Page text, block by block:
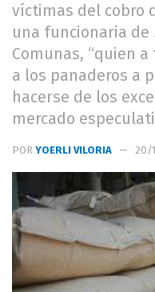
víctimas del cobro
una funcionaria
Comunas, “quien
a los panaderos a
hacerse de los
mercado
POR YOERLI VILORIA 20/